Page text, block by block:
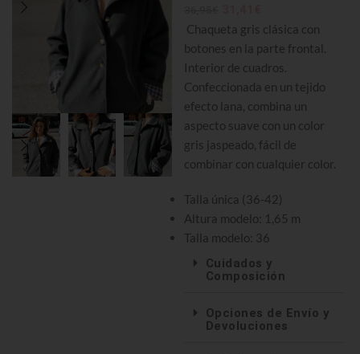
Chaqueta gris clásica con
botones en la parte frontal.
Interior de cuadros.
Confeccionada en un tejido
efecto lana, combina un
aspecto suave con un color
gris jaspeado, fácil de
combinar con cualquier color.
Talla única (36-42)
Altura modelo: 1,65 m
Talla modelo: 36
Cuidados y
Composición
Opciones de Envío y
Devoluciones